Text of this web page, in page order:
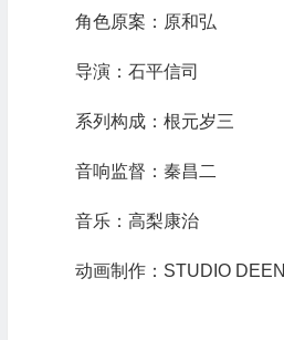
角色原案：原和弘
导演：石平信司
系列构成：根元岁三
音响监督：秦昌二
音乐：高梨康治
动画制作：STUDIO DEEN